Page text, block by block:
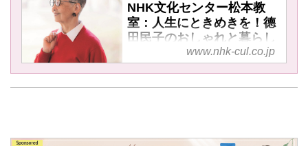
NHK文化センター松本教
室：人生にときめきを！德
田民子のおしゃれと暮らし
www.nhk-cul.co.jp